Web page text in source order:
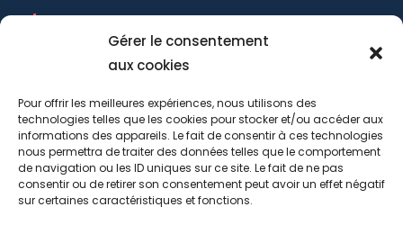
Gérer le consentement
aux cookies
Pour offrir les meilleures expériences, nous utilisons des
technologies telles que les cookies pour stocker et/ou accéder aux
informations des appareils. Le fait de consentir à ces technologies
nous permettra de traiter des données telles que le comportement
de navigation ou les ID uniques sur ce site. Le fait de ne pas
consentir ou de retirer son consentement peut avoir un effet négatif
sur certaines caractéristiques et fonctions.
INFORMATIONS
Book
Actualités
Contact